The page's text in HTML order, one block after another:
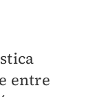
entre